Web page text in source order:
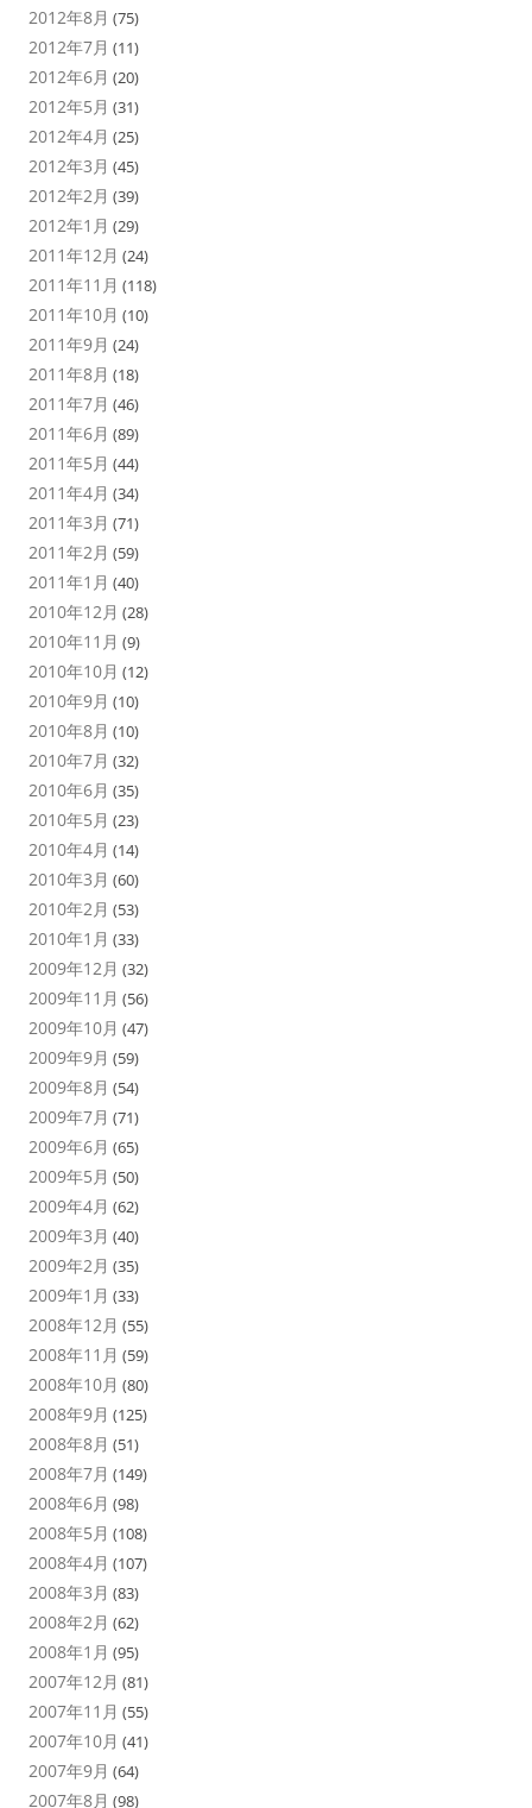
2012年8月 (75)
2012年7月 (11)
2012年6月 (20)
2012年5月 (31)
2012年4月 (25)
2012年3月 (45)
2012年2月 (39)
2012年1月 (29)
2011年12月 (24)
2011年11月 (118)
2011年10月 (10)
2011年9月 (24)
2011年8月 (18)
2011年7月 (46)
2011年6月 (89)
2011年5月 (44)
2011年4月 (34)
2011年3月 (71)
2011年2月 (59)
2011年1月 (40)
2010年12月 (28)
2010年11月 (9)
2010年10月 (12)
2010年9月 (10)
2010年8月 (10)
2010年7月 (32)
2010年6月 (35)
2010年5月 (23)
2010年4月 (14)
2010年3月 (60)
2010年2月 (53)
2010年1月 (33)
2009年12月 (32)
2009年11月 (56)
2009年10月 (47)
2009年9月 (59)
2009年8月 (54)
2009年7月 (71)
2009年6月 (65)
2009年5月 (50)
2009年4月 (62)
2009年3月 (40)
2009年2月 (35)
2009年1月 (33)
2008年12月 (55)
2008年11月 (59)
2008年10月 (80)
2008年9月 (125)
2008年8月 (51)
2008年7月 (149)
2008年6月 (98)
2008年5月 (108)
2008年4月 (107)
2008年3月 (83)
2008年2月 (62)
2008年1月 (95)
2007年12月 (81)
2007年11月 (55)
2007年10月 (41)
2007年9月 (64)
2007年8月 (98)